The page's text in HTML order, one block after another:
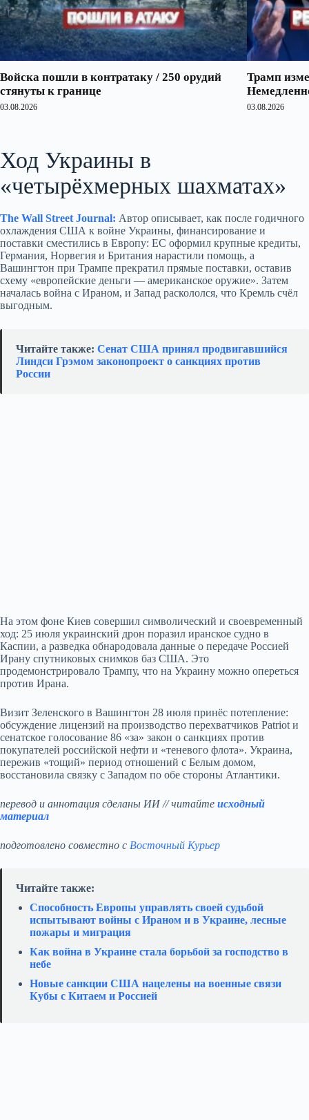
Войска пошли в контратаку / 250 орудий
стянуты к границе
03.08.2026
Трамп
03.08.2026
Ход Украины в
«четырёхмерных шахматах»
The Wall Street Journal: Автор описывает, как после годичного
охлаждения США к войне Украины, финансирование и
поставки сместились в Европу: ЕС оформил крупные кредиты,
Германия, Норвегия и Британия нарастили помощь, а
Вашингтон при Трампе прекратил прямые поставки, оставив
схему «европейские деньги — американское оружие». Затем
началась война с Ираном, и Запад раскололся, что Кремль счёл
выгодным.
Читайте также: Сенат США принял продвигавшийся
Линдси Грэмом законопроект о санкциях против
России
На этом фоне Киев совершил символический и своевременный
ход: 25 июля украинский дрон поразил иранское судно в
Каспии, а разведка обнародовала данные о передаче Россией
Ирану спутниковых снимков баз США. Это
продемонстрировало Трампу, что на Украину можно опереться
против Ирана.
Визит Зеленского в Вашингтон 28 июля принёс потепление:
обсуждение лицензий на производство перехватчиков Patriot и
сенатское голосование 86 «за» закон о санкциях против
покупателей российской нефти и «теневого флота». Украина,
пережив «тощий» период отношений с Белым домом,
восстановила связку с Западом по обе стороны Атлантики.
перевод и аннотация сделаны ИИ // читайте исходный
материал
подготовлено совместно с Восточный Курьер
Читайте также:
Способность Европы управлять своей судьбой
испытывают войны с Ираном и в Украине, лесные
пожары и миграция
Как война в Украине стала борьбой за господство в
небе
Новые санкции США нацелены на военные связи
Кубы с Китаем и Россией